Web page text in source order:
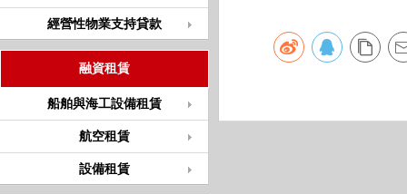
經營性物業支持貸款
融資租賃
船舶與海工設備租賃
航空租賃
設備租賃